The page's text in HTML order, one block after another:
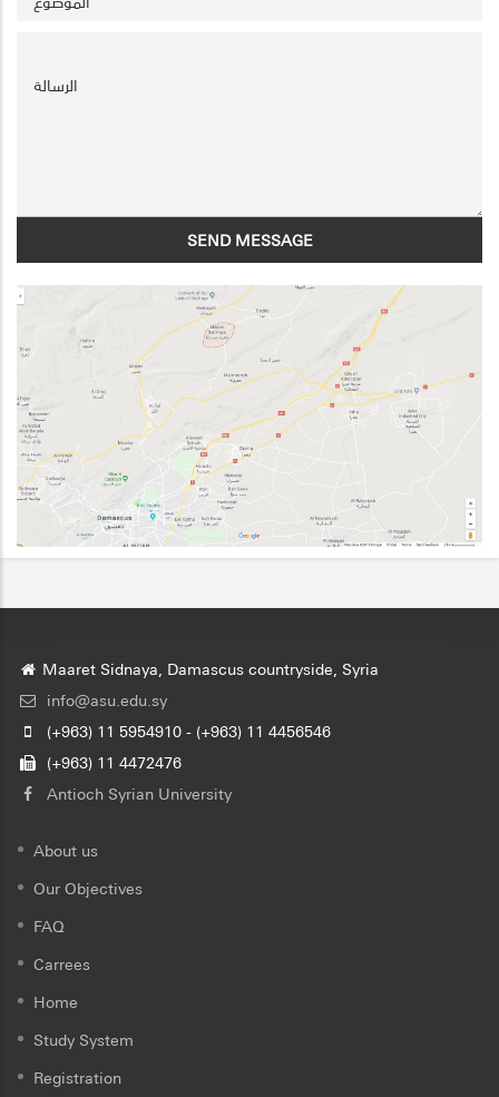
Maaret Sidnaya, Damascus countryside, Syria
info@asu.edu.sy
(+963) 11 5954910 - (+963) 11 4456546
(+963) 11 4472476
Antioch Syrian University
About us
Our Objectives
FAQ
Carrees
Home
Study System
Registration